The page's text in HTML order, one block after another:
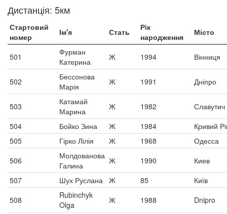
Дистанція: 5км
Стартовий
номер
Ім'я Стать
Рік
народження
Місто
501
Фурман
Катерина
Ж 1994 Вінниця
502
Бессонова
Марія
Ж 1991 Дніпро
503
Катамай
Марина
Ж 1982
Славутич
504
Бойко Зина Ж 1984
Кривий
505
Гірко Лілія Ж 1968
Одесса
506
Молдованова
Галина
Ж 1990
Киев
507
Шух Руслана Ж 85
Київ
508
Rubinchyk
Olga
Ж 1988 Dnipro